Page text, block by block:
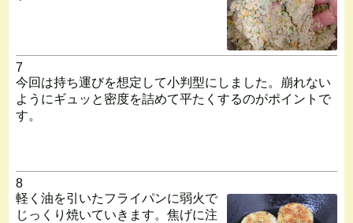
7
今回は持ち運びを想定して小判型にしました。崩れない
ようにギュッと密度を詰めて平たくするのがポイントで
す。
8
軽く油を引いたフライパンに弱火で
じっくり焼いていきます。焦げに注